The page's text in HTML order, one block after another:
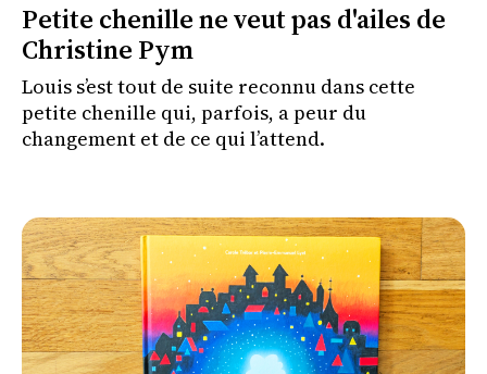
Petite chenille ne veut pas d'ailes de
Christine Pym
Louis s’est tout de suite reconnu dans cette
petite chenille qui, parfois, a peur du
changement et de ce qui l’attend.